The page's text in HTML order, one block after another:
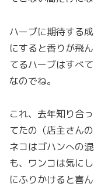
ハーブに期待する
にすると香りが飛
てるハーブはすべ
なのでね。
これ、去年知り合
てたの（店主さん
ネコはゴハンへの
も、ワンコは気に
にふりかけると喜